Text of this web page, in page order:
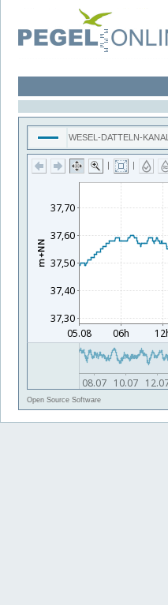
WESEL-DATTELN-KANAL
| |
Open Source Software